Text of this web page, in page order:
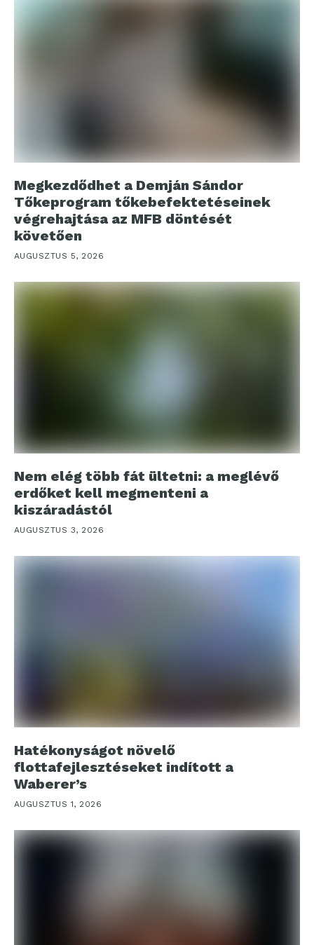
Megkezdődhet a Demján Sándor
Tőkeprogram tőkebefektetéseinek
végrehajtása az MFB döntését
követően
AUGUSZTUS 5, 2026
Nem elég több fát ültetni: a meglévő
erdőket kell megmenteni a
kiszáradástól
AUGUSZTUS 3, 2026
Hatékonyságot növelő
flottafejlesztéseket indított a
Waberer’s
AUGUSZTUS 1, 2026